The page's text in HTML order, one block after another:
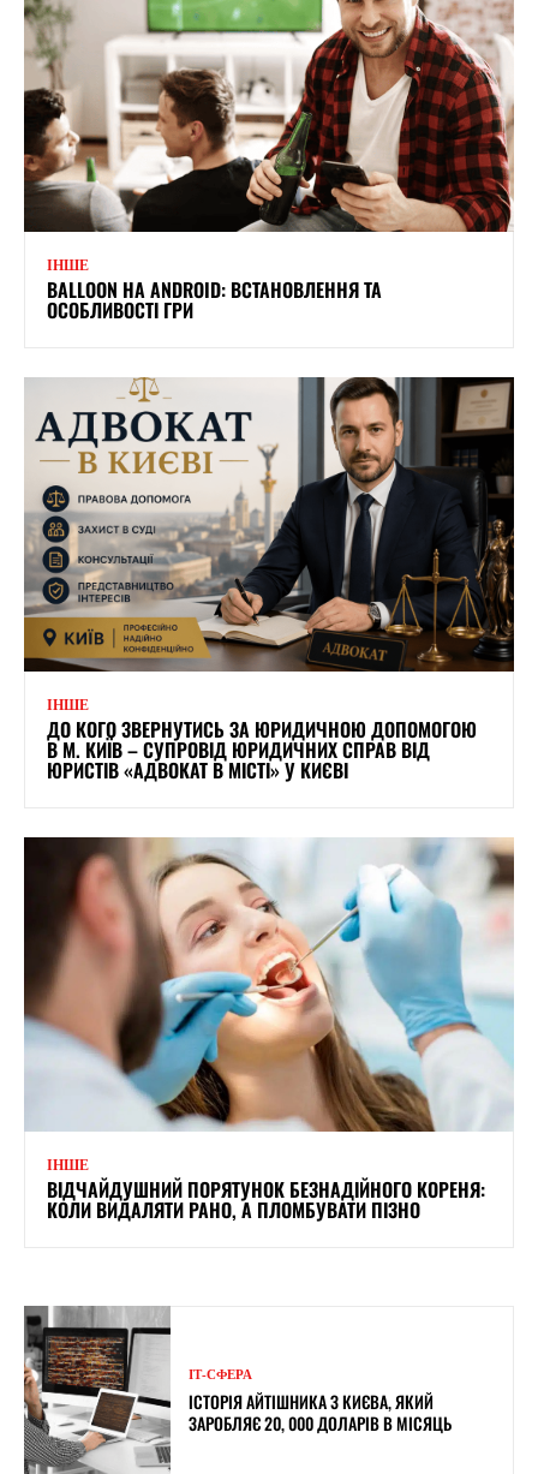
ІНШЕ
BALLOON НА ANDROID: ВСТАНОВЛЕННЯ ТА
ОСОБЛИВОСТІ ГРИ
ІНШЕ
ДО КОГО ЗВЕРНУТИСЬ ЗА ЮРИДИЧНОЮ ДОПОМОГОЮ
В М. КИЇВ – СУПРОВІД ЮРИДИЧНИХ СПРАВ ВІД
ЮРИСТІВ «АДВОКАТ В МІСТІ» У КИЄВІ
ІНШЕ
ВІДЧАЙДУШНИЙ ПОРЯТУНОК БЕЗНАДІЙНОГО КОРЕНЯ:
КОЛИ ВИДАЛЯТИ РАНО, А ПЛОМБУВАТИ ПІЗНО
ІТ-СФЕРА
ІСТОРІЯ АЙТІШНИКА З КИЄВА, ЯКИЙ
ЗАРОБЛЯЄ 20, 000 ДОЛАРІВ В МІСЯЦЬ